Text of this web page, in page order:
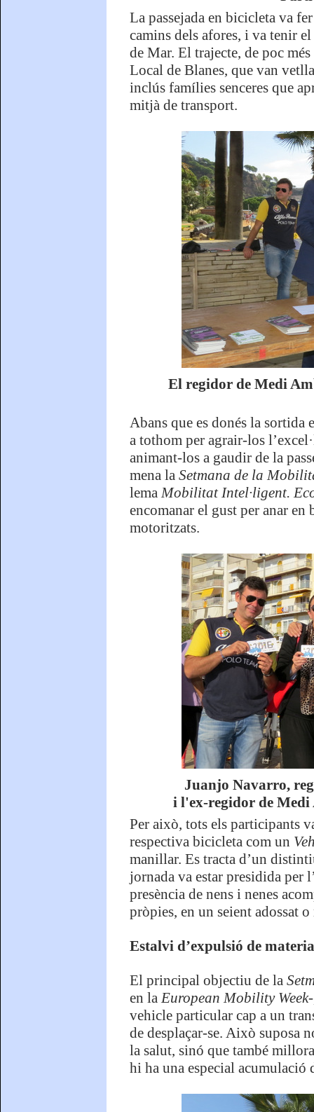
La passejada en bicicleta va
camins dels afores, i va tenir
de Mar. El trajecte, de poc
Local de Blanes, que van
inclús famílies senceres que
mitjà de transport.
El regidor de Medi
Abans que es donés la
a tothom per agrair-los
animant-los a gaudir de la
mena la Setmana de la
lema Mobilitat Intel·ligent.
encomanar el gust per anar
motoritzats.
Juanjo Navarro,
i l'ex-regidor de
Per això, tots els participants
respectiva bicicleta com un
manillar. Es tracta d’un
jornada va estar presidida per
presència de nens i nenes
pròpies, en un seient adossat
Estalvi d’expulsió de
El principal objectiu de la
en la European Mobility
vehicle particular cap a un
de desplaçar-se. Això suposa
la salut, sinó que també
hi ha una especial acumulació